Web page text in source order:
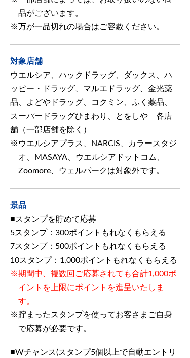
品がございます。
万が一品切れの場合はご容赦ください。
対象店舗
ウエルシア、ハックドラッグ、ダックス、ハ
ッピー・ドラッグ、マルエドラッグ、金光薬
品、よどやドラッグ、コクミン、ふく薬品、
スーパードラッグひまわり、とをしや 各店
舗（一部店舗を除く）
ウエルシアプラス、NARCIS、カラースタジ
オ、MASAYA、ウエルシアドットコム、
Zoomore、ウェルパークは対象外です。
景品
■スタンプを貯めて応募
5スタンプ：300ポイントもれなくもらえる
7スタンプ：500ポイントもれなくもらえる
10スタンプ：1,000ポイントもれなくもらえる
期間中、複数回ご応募されても合計1,000ポ
イントを上限にポイントを進呈いたしま
す。
貯まったスタンプを使ってお客さまご自身
で応募が必要です。
■Wチャンス(スタンプ5個以上で自動エントリ